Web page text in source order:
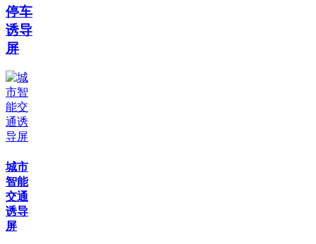
停车
诱导
屏
城市
智能
交通
诱导
屏